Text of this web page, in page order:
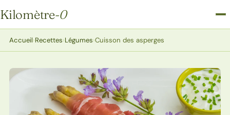
Kilomètre-0
Kilomètre-0
Accueil›Recettes›Légumes›Cuisson des asperges